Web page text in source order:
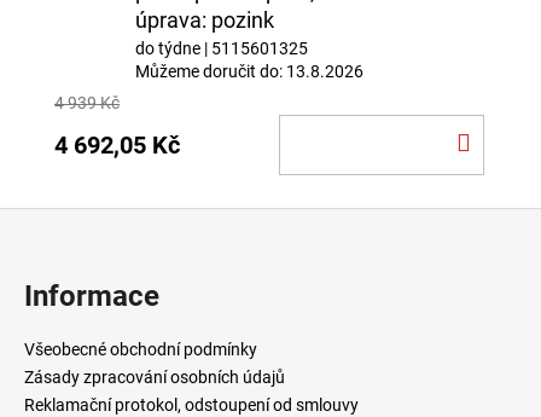
úprava: pozink
do týdne | 5115601325
Můžeme doručit do: 13.8.2026
4 939 Kč
4 692,05 Kč
Informace
Všeobecné obchodní podmínky
Zásady zpracování osobních údajů
Reklamační protokol, odstoupení od smlouvy